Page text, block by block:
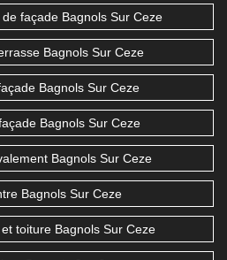
façade Bagnols Sur Ceze
Bagnols Sur Ceze
Bagnols Sur Ceze
Bagnols Sur Ceze
Bagnols Sur Ceze
Bagnols Sur Ceze
toiture Bagnols Sur Ceze